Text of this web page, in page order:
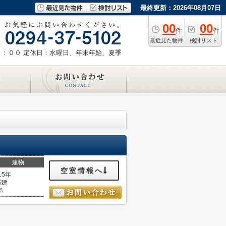
最終更新：2026年08月07日
00件
最近見た物件
00件
検討リスト
００ 定休日：水曜日、年末年始、夏季
建物
年
建
空室情報へ